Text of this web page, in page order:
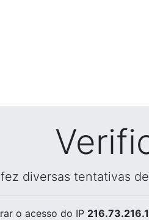
diversas tentativas
o acesso do IP